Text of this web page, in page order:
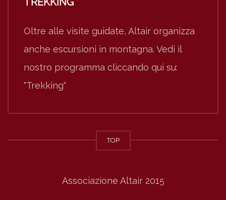
Oltre alle visite guidate, Altair organizza
anche escursioni in montagna. Vedi il
nostro programma cliccando qui su:
"Trekking"
TOP
Associazione Altair 2015